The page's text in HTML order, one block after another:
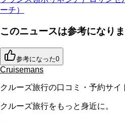
ーチ）
このニュースは参考になり
参考になった0
Cruisemans
クルーズ旅行の口コミ・予約サイ
クルーズ旅行をもっと身近に。